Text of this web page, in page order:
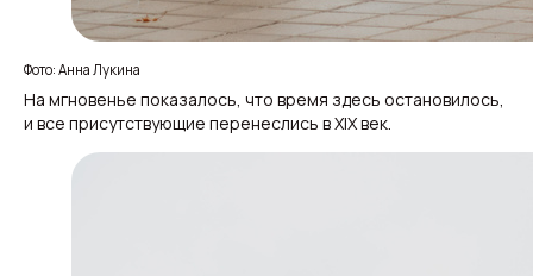
Фото: Анна Лукина
На мгновенье показалось, что время здесь остановилось,
и все присутствующие перенеслись в XIX век.